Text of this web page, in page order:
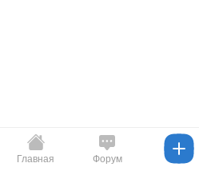
Главная Форум